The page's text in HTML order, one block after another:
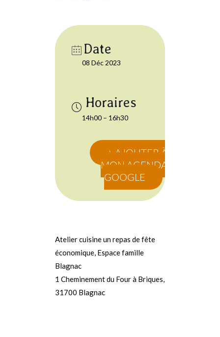
Date
08 Déc 2023
14h00 – 16h30
+ AJOUTER À
MON AGENDA
GOOGLE
Atelier cuisine un repas de fête
économique, Espace famille
Blagnac
1 Cheminement du Four à Briques,
31700 Blagnac